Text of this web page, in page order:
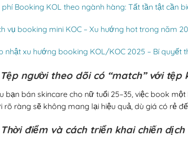
phí Booking KOL theo ngành hàng: Tất tần tật cần
vụ booking mini KOC – Xu hướng hot trong năm
nhật xu hướng booking KOL/KOC 2025 – Bí quyết
người theo dõi có “match” với tệp
bạn bán skincare cho nữ tuổi 25–35, việc book
rõ ràng sẽ không mang lại hiệu quả, dù giá có rẻ
điểm và cách triển khai chiến dịch